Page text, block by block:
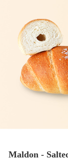
Maldon -